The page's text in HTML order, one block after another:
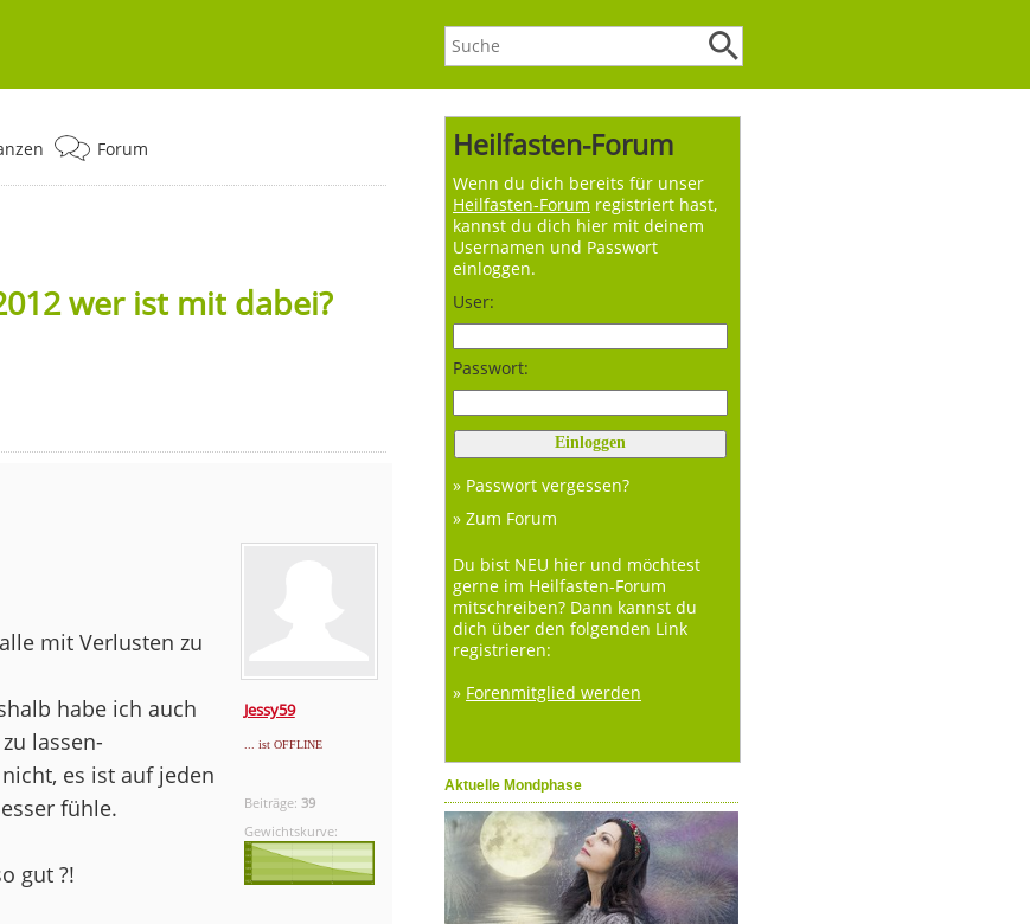
Heilfasten-Forum
Wenn du dich bereits für unser
Heilfasten-Forum registriert hast,
kannst du dich hier mit deinem
Usernamen und Passwort
einloggen.
User:
Passwort:
» Passwort vergessen?
» Zum Forum
Du bist NEU hier und möchtest
gerne im Heilfasten-Forum
mitschreiben? Dann kannst du
dich über den folgenden Link
registrieren:
» Forenmitglied werden
Aktuelle Mondphase
Forum
wer ist mit dabei?
Jessy59
... ist OFFLINE
Beiträge: 39
Gewichtskurve:
mit Verlusten zu
habe ich auch
lassen-
es ist auf jeden
fühle.
gut ?!